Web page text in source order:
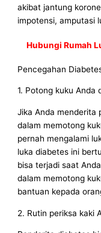
akibat jantung
impotensi, amputasi
Hubungi Rumah
Pencegahan
1. Potong kuku Anda
Jika Anda menderita
dalam memotong
pernah mengalami
luka diabetes ini
bisa terjadi saat
dalam memotong
bantuan kepada
2. Rutin periksa kaki